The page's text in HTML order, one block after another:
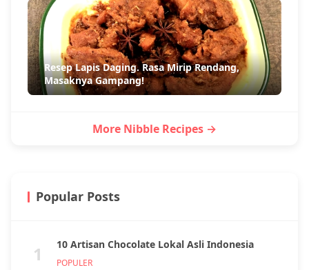
Resep Lapis Daging. Rasa Mirip Rendang,
Masaknya Gampang!
More Nibble Recipes →
Popular Posts
1 10 Artisan Chocolate Lokal Asli Indonesia
POPULER